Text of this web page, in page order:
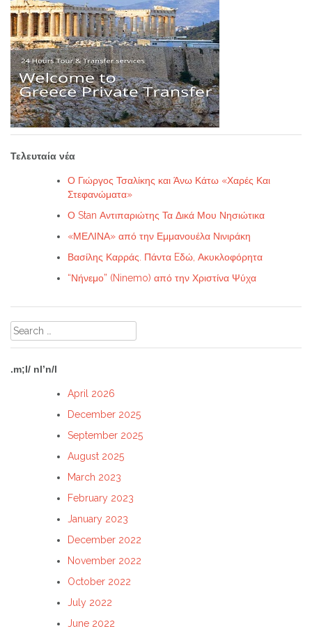
Τελευταία νέα
Ο Γιώργος Τσαλίκης και Άνω Κάτω «Χαρές Και
Στεφανώματα»
Ο Stan Αντιπαριώτης Τα Δικά Μου Νησιώτικα
«ΜΕΛΙΝΑ» από την Εμμανουέλα Νινιράκη
Βασίλης Καρράς. Πάντα Eδώ, Ακυκλοφόρητα
“Νήνεμο” (Ninemo) από την Χριστίνα Ψύχα
Search
for:
.m;l/ nl’n/l
April 2026
December 2025
September 2025
August 2025
March 2023
February 2023
January 2023
December 2022
November 2022
October 2022
July 2022
June 2022